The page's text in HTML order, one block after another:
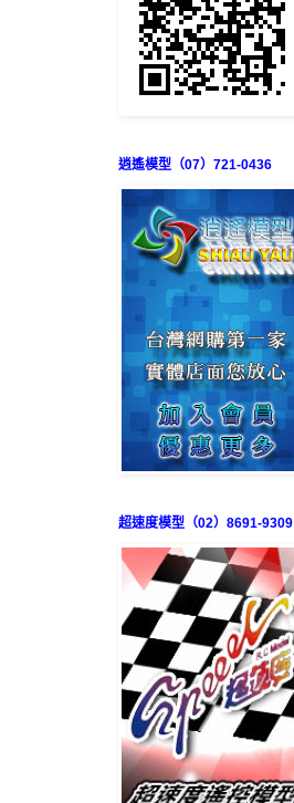
逍遙模型（07）721-0436
超速度模型（02）8691-9309